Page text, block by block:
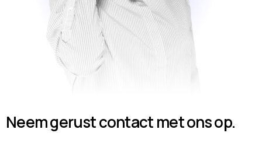
Neem gerust contact met ons op.